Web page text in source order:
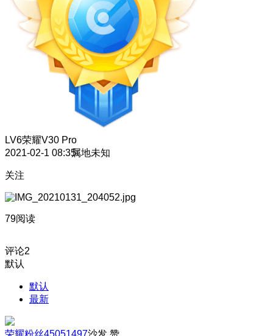
LV6荣耀V30 Pro
2021-02-1 08:35属地未知
关注
79阅读
评论2
默认
默认
最新
荣耀粉丝45051497沙发 赞